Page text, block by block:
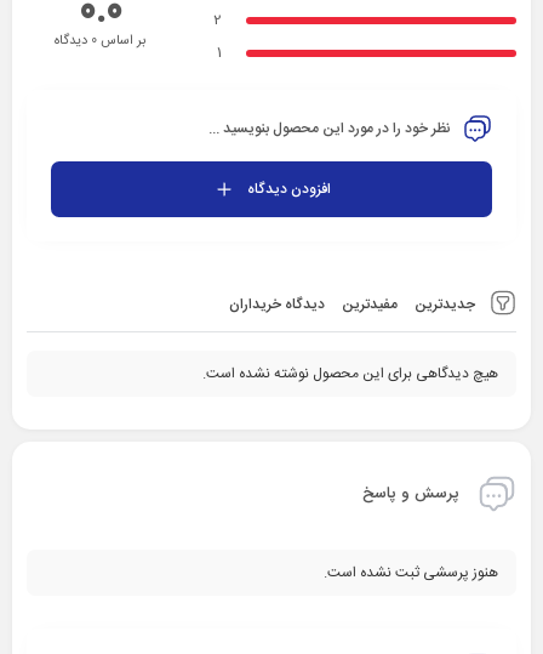
جدیدترین مفیدترین دیدگاه خریداران
هیچ دیدگاهی برای این محصول نوشته نشده است.
2
1
0.0بر اساس 0 دیدگاه
نظر خود را در مورد این محصول بنویسید ...
افزودن دیدگاه
پرسش و پاسخ
هنوز پرسشی ثبت نشده است.